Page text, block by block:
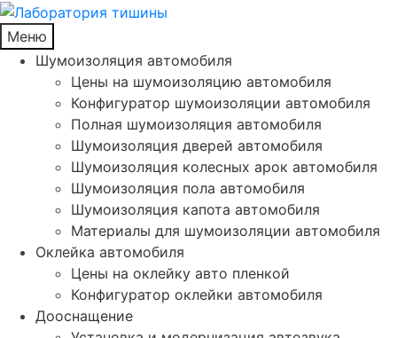
Меню
Шумоизоляция автомобиля
Цены на шумоизоляцию автомобиля
Конфигуратор шумоизоляции автомобиля
Полная шумоизоляция автомобиля
Шумоизоляция дверей автомобиля
Шумоизоляция колесных арок автомобиля
Шумоизоляция пола автомобиля
Шумоизоляция капота автомобиля
Материалы для шумоизоляции автомобиля
Оклейка автомобиля
Цены на оклейку авто пленкой
Конфигуратор оклейки автомобиля
Дооснащение